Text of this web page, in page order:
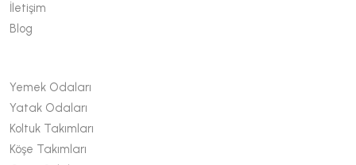
İletişim
Blog
Yemek Odaları
Yatak Odaları
Koltuk Takımları
Köşe Takımları